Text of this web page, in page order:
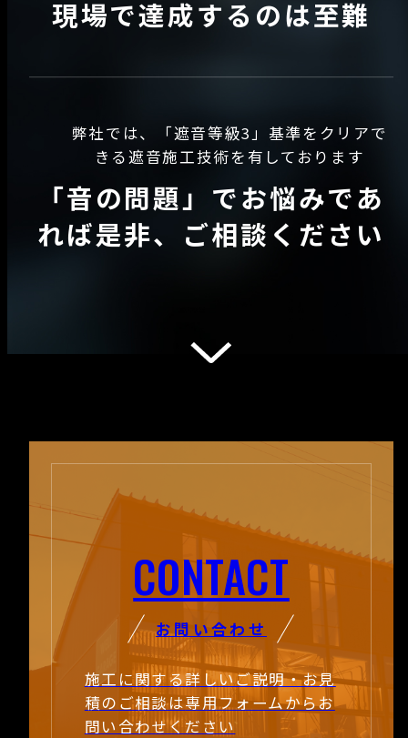
現場で達成するのは至難
弊社では、「遮音等級3」基準をクリアで
きる遮音施工技術を有しております
「音の問題」でお悩みであ
れば是非、ご相談ください
CONTACT
お問い合わせ
施工に関する詳しいご説明・お見
積のご相談は専用フォームからお
問い合わせください